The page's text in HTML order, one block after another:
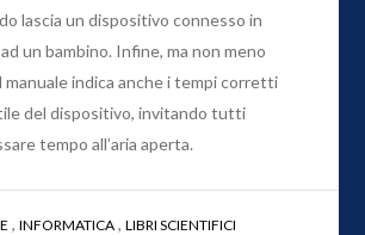
lascia un dispositivo connesso in
un bambino. Infine, ma non meno
manuale indica anche i tempi corretti
del dispositivo, invitando tutti
tempo all’aria aperta.
,INFORMATICA ,LIBRI SCIENTIFICI